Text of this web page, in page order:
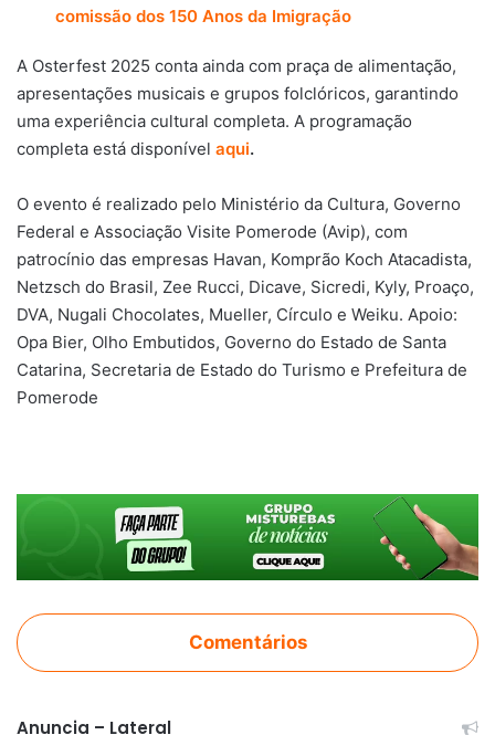
comissão dos 150 Anos da Imigração
A Osterfest 2025 conta ainda com praça de alimentação,
apresentações musicais e grupos folclóricos, garantindo
uma experiência cultural completa. A programação
completa está disponível aqui.
O evento é realizado pelo Ministério da Cultura, Governo
Federal e Associação Visite Pomerode (Avip), com
patrocínio das empresas Havan, Komprão Koch Atacadista,
Netzsch do Brasil, Zee Rucci, Dicave, Sicredi, Kyly, Proaço,
DVA, Nugali Chocolates, Mueller, Círculo e Weiku. Apoio:
Opa Bier, Olho Embutidos, Governo do Estado de Santa
Catarina, Secretaria de Estado do Turismo e Prefeitura de
Pomerode
Comentários
Anuncia – Lateral